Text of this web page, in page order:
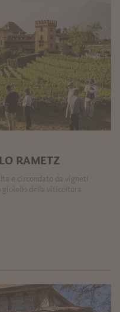
RAMETZ
e circondato da vigneti
gioiello della viticoltura